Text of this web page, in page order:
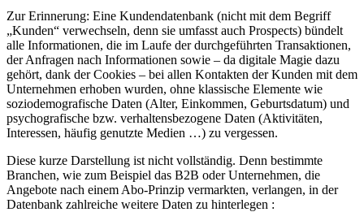
Zur Erinnerung: Eine Kundendatenbank (nicht mit dem Begriff
„Kunden“ verwechseln, denn sie umfasst auch Prospects) bündelt
alle Informationen, die im Laufe der durchgeführten Transaktionen,
der Anfragen nach Informationen sowie – da digitale Magie dazu
gehört, dank der Cookies – bei allen Kontakten der Kunden mit dem
Unternehmen erhoben wurden, ohne klassische Elemente wie
soziodemografische Daten (Alter, Einkommen, Geburtsdatum) und
psychografische bzw. verhaltensbezogene Daten (Aktivitäten,
Interessen, häufig genutzte Medien …) zu vergessen.
Diese kurze Darstellung ist nicht vollständig. Denn bestimmte
Branchen, wie zum Beispiel das B2B oder Unternehmen, die
Angebote nach einem Abo-Prinzip vermarkten, verlangen, in der
Datenbank zahlreiche weitere Daten zu hinterlegen :